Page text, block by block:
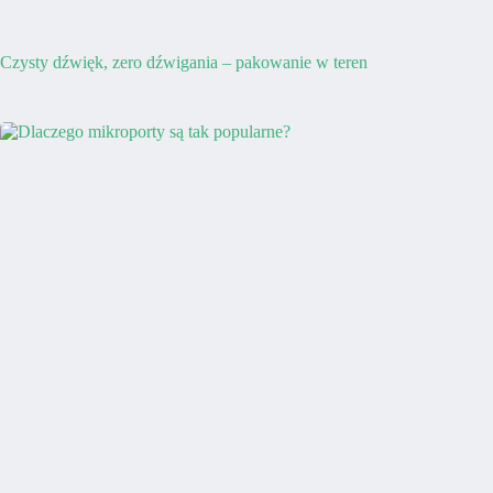
Czysty dźwięk, zero dźwigania – pakowanie w teren